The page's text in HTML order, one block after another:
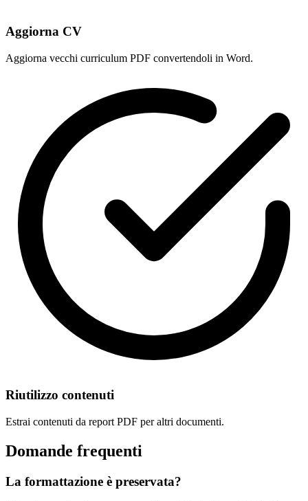
Aggiorna CV
Aggiorna vecchi curriculum PDF convertendoli in Word.
Riutilizzo contenuti
Estrai contenuti da report PDF per altri documenti.
Domande frequenti
La formattazione è preservata?